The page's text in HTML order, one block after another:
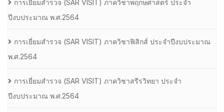
การเยี่ยมสํารวจ (SAR VISIT) ภาควิชาพฤกษศาสตร์ ประจํา
ปีงบประมาณ พ.ศ.2564
การเยี่ยมสํารวจ (SAR VISIT) ภาควิชาฟิสิกส์ ประจําปีงบประมาณ
พ.ศ.2564
การเยี่ยมสํารวจ (SAR VISIT) ภาควิชาสรีรวิทยา ประจํา
ปีงบประมาณ พ.ศ.2564